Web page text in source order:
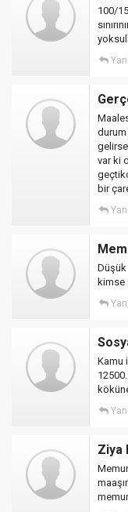
100/
durum
var ki
bir
Düşük
kimse
Kamu
Ziya